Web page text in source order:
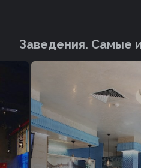
Заведения. Cамые